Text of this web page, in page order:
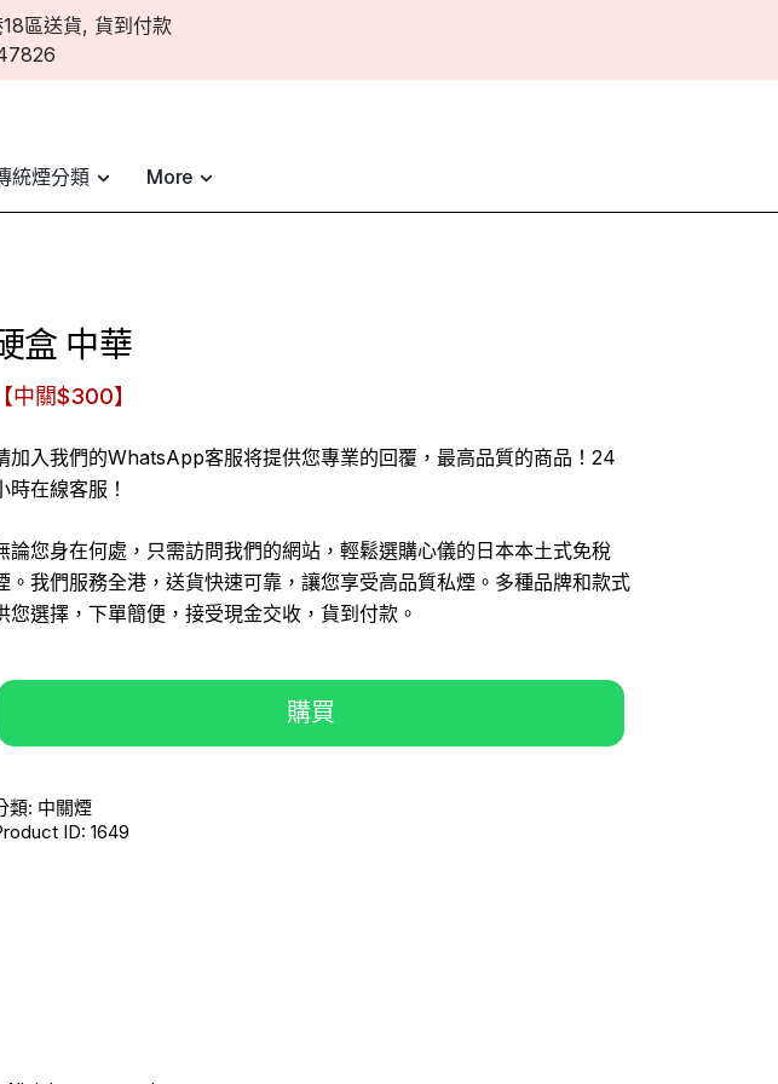
區送貨, 貨到付款
統煙分類 More
盒 中華
【中關$300】
加入我們的WhatsApp客服将提供您專業的回覆，最高品質的商品！24
時在線客服！
論您身在何處，只需訪問我們的網站，輕鬆選購心儀的日本本土式免稅
。我們服務全港，送貨快速可靠，讓您享受高品質私煙。多種品牌和款式
您選擇，下單簡便，接受現金交收，貨到付款。
購買
類: 中關煙
ID: 1649